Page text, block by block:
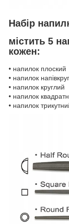
Набір
містить 5
кожен:
• напилок плоский
• напилок
• напилок круглий
• напилок
• напилок